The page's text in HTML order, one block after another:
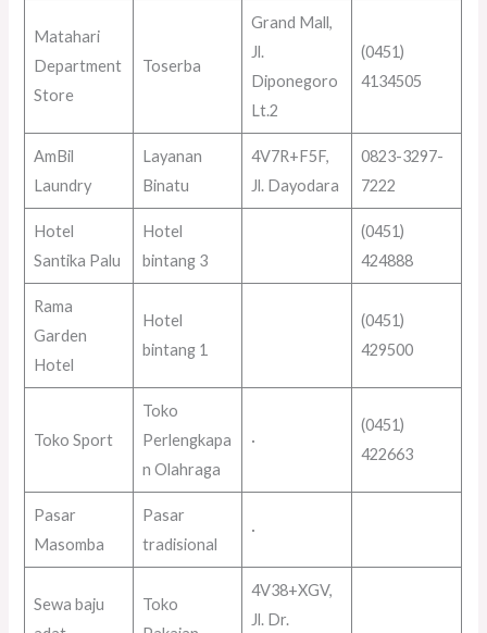
Matahari
Department
Store
Toserba
Grand Mall,
Jl.
Diponegoro
Lt.2
(0451)
4134505
AmBil
Laundry
Layanan
Binatu
4V7R+F5F,
Jl. Dayodara
0823-3297-
7222
Hotel
Santika Palu
Hotel
bintang 3
(0451)
424888
Rama
Garden
Hotel
Hotel
bintang 1
(0451)
429500
Toko Sport
Toko
Perlengkapa
n Olahraga
·
(0451)
422663
Pasar
Masomba
Pasar
tradisional
·
Sewa baju
Toko
4V38+XGV,
Jl. Dr.